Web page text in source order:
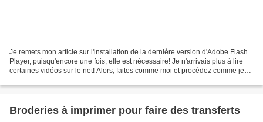
Je remets mon article sur l'installation de la dernière version d'Adobe Flash
Player, puisqu'encore une fois, elle est nécessaire! Je n'arrivais plus à lire
certaines vidéos sur le net! Alors, faites comme moi et procédez comme je
Broderies à imprimer pour faire des transferts